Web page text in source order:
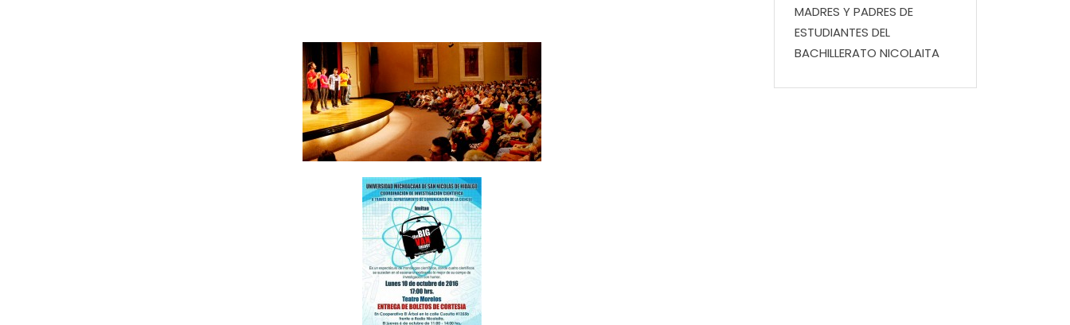
MADRES Y PADRES DE
ESTUDIANTES DEL
BACHILLERATO NICOLAITA